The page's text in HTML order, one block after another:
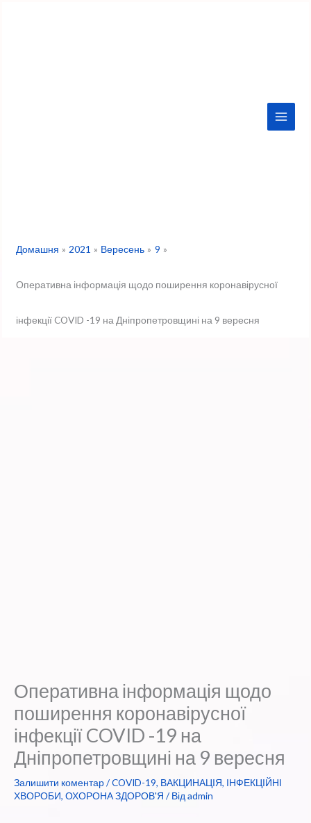
Домашня 2021 Вересень 9
Оперативна інформація щодо поширення коронавірусної
інфекції COVID -19 на Дніпропетровщині на 9 вересня
Оперативна інформація щодо
поширення коронавірусної
інфекції COVID -19 на
Дніпропетровщині на 9 вересня
Залишити коментар/COVID-19, ВАКЦИНАЦІЯ, ІНФЕКЦІЙНІ
ХВОРОБИ, ОХОРОНА ЗДОРОВ'Я / Відadmin